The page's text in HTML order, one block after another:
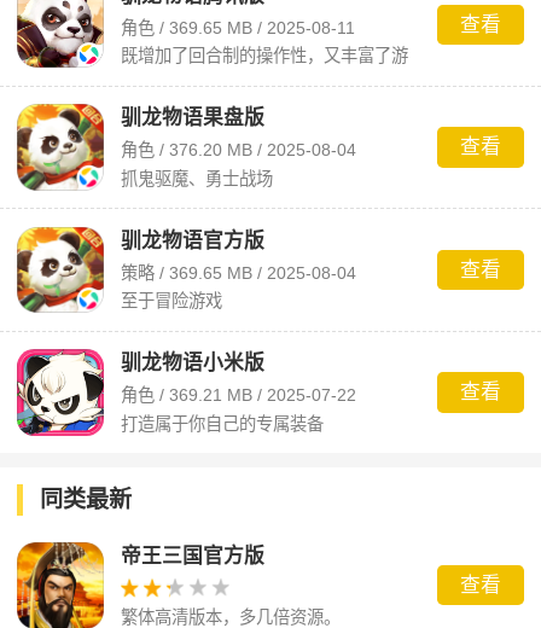
角色 / 369.65 MB / 2025-08-11
既增加了回合制的操作性，又丰富了游
戏的策略性
查看
驯龙物语果盘版
角色 / 376.20 MB / 2025-08-04
抓鬼驱魔、勇士战场
查看
驯龙物语官方版
策略 / 369.65 MB / 2025-08-04
至于冒险游戏
查看
驯龙物语小米版
角色 / 369.21 MB / 2025-07-22
打造属于你自己的专属装备
查看
同类最新
帝王三国官方版
繁体高清版本，多几倍资源。
查看